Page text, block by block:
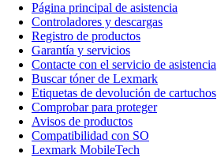
Página principal de asistencia
Controladores y descargas
Registro de productos
Garantía y servicios
Contacte con el servicio de asistencia
Buscar tóner de Lexmark
Etiquetas de devolución de cartuchos
Comprobar para proteger
Avisos de productos
Compatibilidad con SO
Lexmark MobileTech